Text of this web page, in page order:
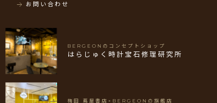
お問い合わせ
BERGEONのコンセプトショップ
はらじゅく時計宝石修理研究所
梅田 蔦屋書店×BERGEONの旗艦店